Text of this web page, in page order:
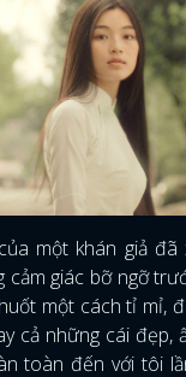
một khán giả
giác bỡ ngỡ
một cách tỉ mỉ,
cả những cái đẹp,
toàn đến với tôi